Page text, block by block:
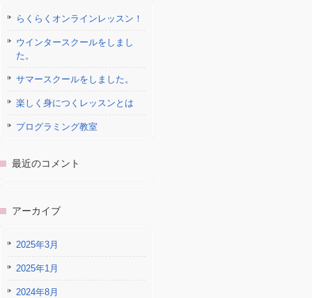
らくらくオンラインレッスン！
ウインタースクールをしまし
た。
サマースクールをしました。
楽しく身につくレッスンとは
プログラミング教室
最近のコメント
アーカイブ
2025年3月
2025年1月
2024年8月